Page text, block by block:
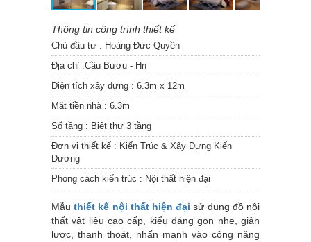
Thông tin công trình thiết kế
Chủ đầu tư : Hoàng Đức Quyền
Địa chỉ :Cầu Bươu - Hn
Diện tích xây dựng : 6.3m x 12m
Mặt tiền nhà : 6.3m
Số tầng : Biệt thự 3 tầng
Đơn vị thiết kế : Kiến Trúc & Xây Dựng Kiến
Dương
Phong cách kiến trúc : Nội thất hiện đại
Mẫuthiết kế nội thất hiện đại sử dụng đồ nội
thất vật liệu cao cấp, kiểu dáng gọn nhẹ, giản
lược, thanh thoát, nhấn mạnh vào công năng